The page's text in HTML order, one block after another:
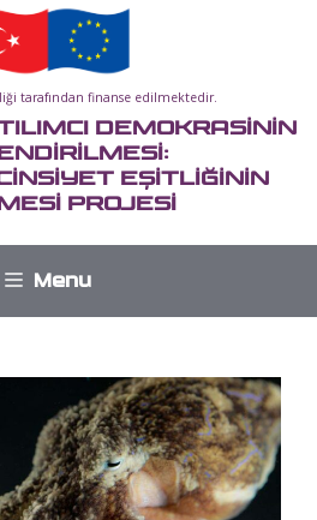
tarafından finanse edilmektedir.
DEMOKRASİNİN
EŞİTLİĞİNİN
PROJESİ
Menu